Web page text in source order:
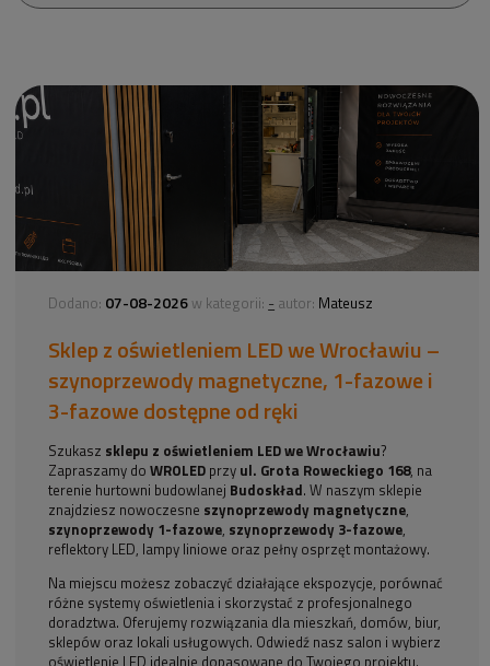
Dodano: 07-08-2026 w kategorii: - autor: Mateusz
Sklep z oświetleniem LED we Wrocławiu –
szynoprzewody magnetyczne, 1-fazowe i
3-fazowe dostępne od ręki
Szukasz sklepu z oświetleniem LED we Wrocławiu?
Zapraszamy doWROLED przy ul. Grota Roweckiego 168, na
terenie hurtowni budowlanej Budoskład. W naszym sklepie
znajdziesz nowoczesne szynoprzewody magnetyczne,
szynoprzewody 1-fazowe, szynoprzewody 3-fazowe,
reflektory LED, lampy liniowe oraz pełny osprzęt montażowy.
Na miejscu możesz zobaczyć działające ekspozycje, porównać
różne systemy oświetlenia i skorzystać z profesjonalnego
doradztwa. Oferujemy rozwiązania dla mieszkań, domów, biur,
sklepów oraz lokali usługowych. Odwiedź nasz salon i wybierz